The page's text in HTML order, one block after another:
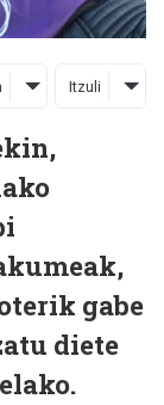
Itzuli
gabe
diete